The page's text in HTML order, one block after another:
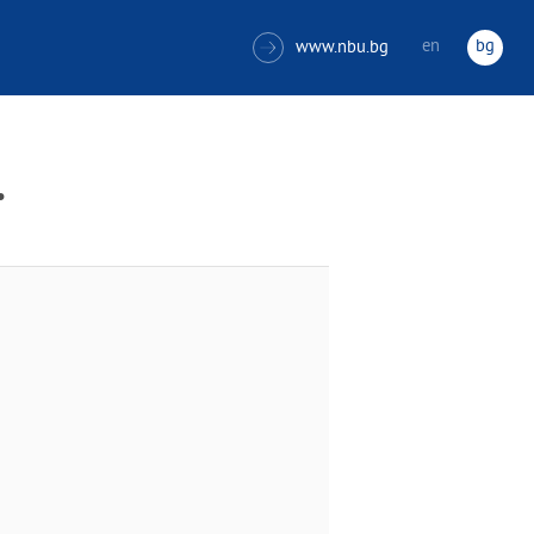
 www.nbu.bg en bg